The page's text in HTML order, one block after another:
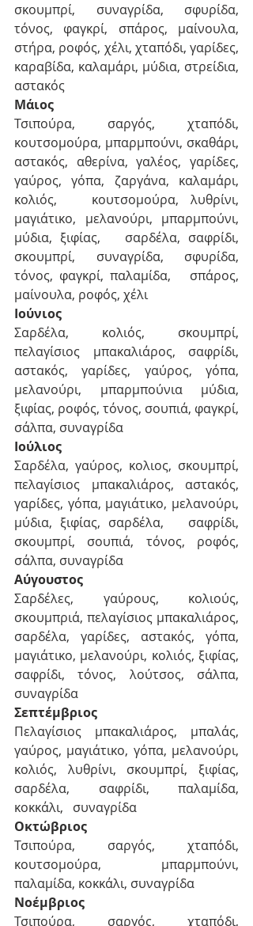
σκουμπρί, συναγρίδα, σφυρίδα,
τόνος, φαγκρί, σπάρος, μαίνουλα,
στήρα, ροφός, χέλι, χταπόδι, γαρίδες,
καραβίδα, καλαμάρι, μύδια, στρείδια,
αστακός
Μάιος
Τσιπούρα, σαργός, χταπόδι,
κουτσομούρα, μπαρμπούνι, σκαθάρι,
αστακός, αθερίνα, γαλέος, γαρίδες,
γαύρος, γόπα, ζαργάνα, καλαμάρι,
κολιός,   κουτσομούρα, λυθρίνι,
μαγιάτικο, μελανούρι, μπαρμπούνι,
μύδια, ξιφίας,   σαρδέλα, σαφρίδι,
σκουμπρί, συναγρίδα, σφυρίδα,
τόνος, φαγκρί, παλαμίδα,   σπάρος,
μαίνουλα, ροφός, χέλι
Ιούνιος
Σαρδέλα, κολιός, σκουμπρί,
πελαγίσιος μπακαλιάρος, σαφρίδι,
αστακός, γαρίδες, γαύρος, γόπα,
μελανούρι, μπαρμπούνια μύδια,
ξιφίας, ροφός, τόνος, σουπιά, φαγκρί,
σάλπα, συναγρίδα
Ιούλιος
Σαρδέλα, γαύρος, κολιος, σκουμπρί,
πελαγίσιος μπακαλιάρος, αστακός,
γαρίδες, γόπα, μαγιάτικο, μελανούρι,
μύδια, ξιφίας, σαρδέλα,   σαφρίδι,
σκουμπρί, σουπιά, τόνος, ροφός,
σάλπα, συναγρίδα
Αύγουστος
Σαρδέλες, γαύρους, κολιούς,
σκουμπριά, πελαγίσιος μπακαλιάρος,
σαρδέλα, γαρίδες, αστακός, γόπα,
μαγιάτικο, μελανούρι, κολιός, ξιφίας,
σαφρίδι, τόνος, λούτσος, σάλπα,
συναγρίδα
Σεπτέμβριος
Πελαγίσιος μπακαλιάρος, μπαλάς,
γαύρος, μαγιάτικο, γόπα, μελανούρι,
κολιός, λυθρίνι, σκουμπρί, ξιφίας,
σαρδέλα, σαφρίδι, παλαμίδα,
κοκκάλι,   συναγρίδα
Οκτώβριος
Τσιπούρα, σαργός, χταπόδι,
κουτσομούρα, μπαρμπούνι,
παλαμίδα, κοκκάλι, συναγρίδα
Νοέμβριος
Τσιπούρα, σαργός, χταπόδι,